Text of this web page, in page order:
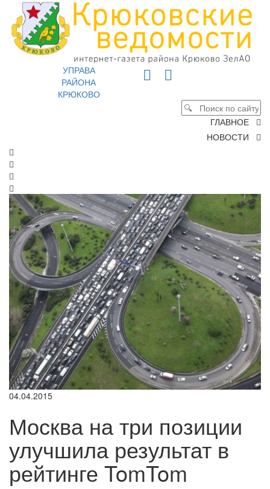
УПРАВА
РАЙОНА
КРЮКОВО
ГЛАВНОЕ
НОВОСТИ
04.04.2015
Москва на три позиции
улучшила результат в
рейтинге TomTom